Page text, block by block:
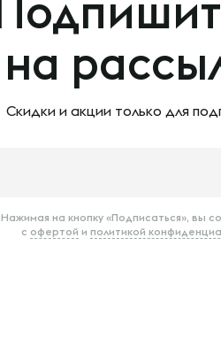
на
Скидки и акции только для
Нажимая на кнопку «Подписаться», вы
с офертой и политикой